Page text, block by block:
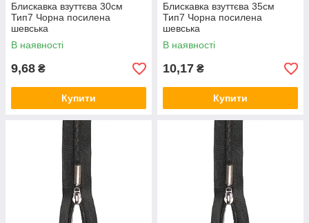
Блискавка взуттєва 30см
Тип7 Чорна посилена
шевська
В наявності
9,68 ₴
Купити
Блискавка взуттєва 35см
Тип7 Чорна посилена
шевська
В наявності
10,17 ₴
Купити